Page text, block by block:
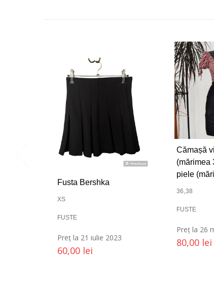
Fusta Bershka
XS
FUSTE
Preț la 21 iulie 2023
60,00 lei
Cămașă
(mărimea
piele
36,38
FUSTE
Preț la 26
80,00 lei